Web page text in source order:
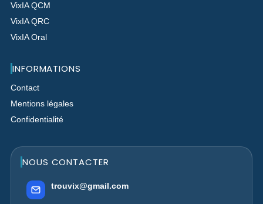
VixIA QCM
VixIA QRC
VixIA Oral
INFORMATIONS
Contact
Mentions légales
Confidentialité
NOUS CONTACTER
trouvix@gmail.com